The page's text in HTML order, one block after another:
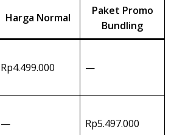
Harga Normal
Paket Promo
Bundling
Rp4.499.000 —
— Rp5.497.000